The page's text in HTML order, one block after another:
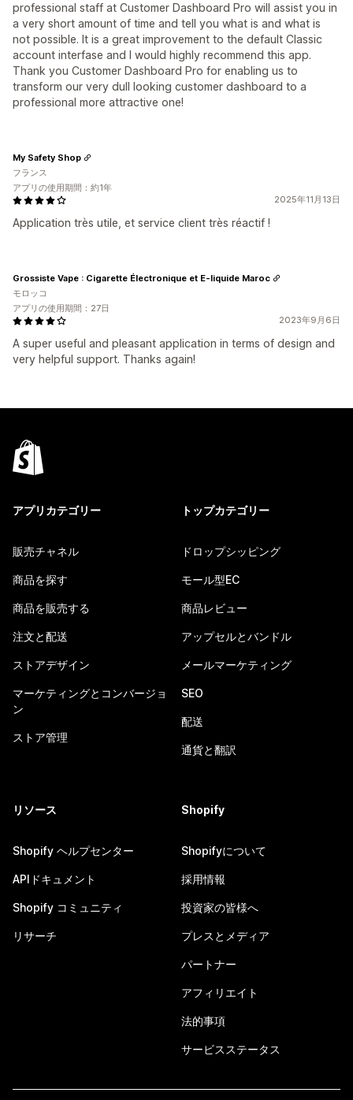
professional staff at Customer Dashboard Pro will assist you in
a very short amount of time and tell you what is and what is
not possible. It is a great improvement to the default Classic
account interfase and I would highly recommend this app.
Thank you Customer Dashboard Pro for enabling us to
transform our very dull looking customer dashboard to a
professional more attractive one!
2025年11月13日
Application très utile, et service client très réactif !
My Safety Shop
フランス
アプリの使用期間：約1年
2023年9月6日
A super useful and pleasant application in terms of design and
very helpful support. Thanks again!
Grossiste Vape : Cigarette Électronique et E-liquide Maroc
モロッコ
アプリの使用期間：27日
アプリカテゴリー
販売チャネル
商品を探す
商品を販売する
注文と配送
ストアデザイン
マーケティングとコンバージョ
ン
ストア管理
トップカテゴリー
ドロップシッピング
モール型EC
商品レビュー
アップセルとバンドル
メールマーケティング
SEO
配送
通貨と翻訳
リソース
Shopify ヘルプセンター
APIドキュメント
Shopify コミュニティ
リサーチ
Shopify
Shopifyについて
採用情報
投資家の皆様へ
プレスとメディア
パートナー
アフィリエイト
法的事項
サービスステータス